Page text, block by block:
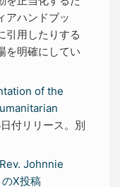
アハンドブッ
引用したりする
を明確にしてい
of the
付リリース。別
Johnnie
X投稿